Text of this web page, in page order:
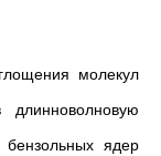
молекул
бензольных ядер